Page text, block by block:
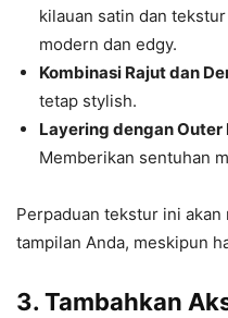
kilauan satin dan
modern dan edgy.
Kombinasi Rajut dan
tetap stylish.
Layering dengan
Memberikan sentuhan
Perpaduan tekstur ini
tampilan Anda, meskipun
3. Tambahkan